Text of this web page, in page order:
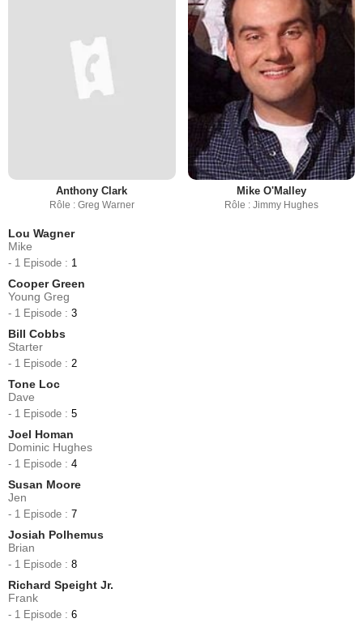
Anthony Clark
Rôle : Greg Warner
Mike O'Malley
Rôle : Jimmy Hughes
Lou Wagner
Mike
- 1 Episode : 1
Cooper Green
Young Greg
- 1 Episode : 3
Bill Cobbs
Starter
- 1 Episode : 2
Tone Loc
Dave
- 1 Episode : 5
Joel Homan
Dominic Hughes
- 1 Episode : 4
Susan Moore
Jen
- 1 Episode : 7
Josiah Polhemus
Brian
- 1 Episode : 8
Richard Speight Jr.
Frank
- 1 Episode : 6